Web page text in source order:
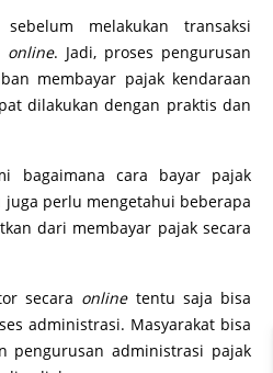
melakukan transaksi
online. Jadi, proses pengurusan
membayar pajak kendaraan
dilakukan dengan praktis dan
bagaimana cara bayar pajak
juga perlu mengetahui beberapa
dari membayar pajak secara
secara onlinetentu saja bisa
administrasi. Masyarakat bisa
pengurusan administrasi pajak